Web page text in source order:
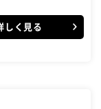
マネジメント業務 ■
■各種オペレーシ
庫管理） ■販促
しく見る